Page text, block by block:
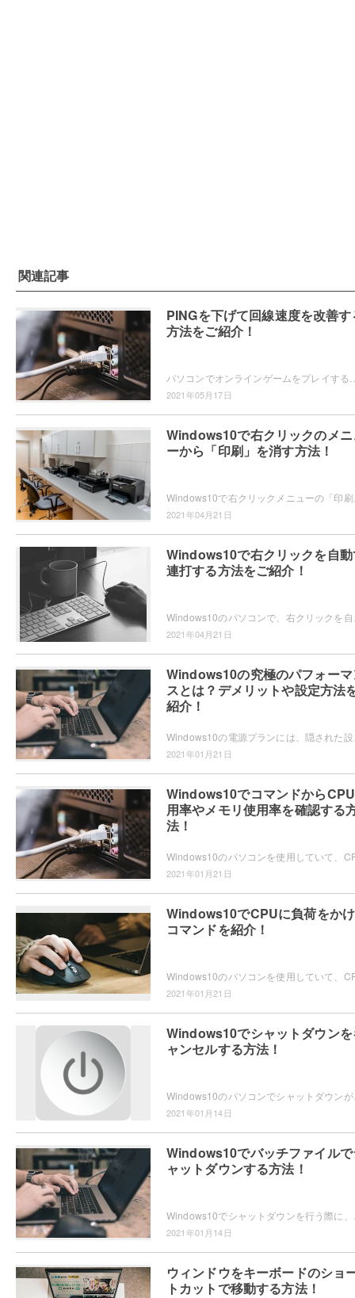
関連記事
PINGを下げて回線速度を改善す
方法をご紹介！
2021年05月17日
Windows10で右クリックのメ
ーから「印刷」を消す方法！
2021年04月21日
Windows10で右クリックを自
連打する方法をご紹介！
2021年04月21日
Windows10の究極のパフォー
スとは？デメリットや設定方法
紹介！
2021年01月21日
Windows10でコマンドから
用率やメモリ使用率を確認する
法！
2021年01月21日
Windows10でCPUに負荷をか
コマンドを紹介！
2021年01月21日
Windows10でシャットダウン
ャンセルする方法！
Windows10のパソコンでシャット
2021年01月14日
Windows10でバッチファイル
ャットダウンする方法！
2021年01月14日
ウィンドウをキーボードのショ
トカットで移動する方法！